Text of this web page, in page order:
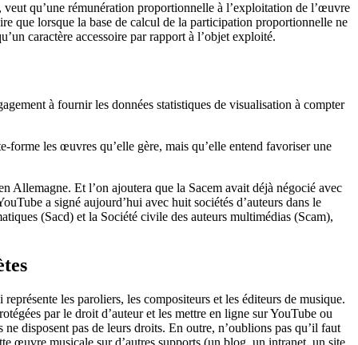
qu’une rémunération proportionnelle à l’exploitation de l’œuvre
que lorsque la base de calcul de la participation proportionnelle ne
caractère accessoire par rapport à l’objet exploité.
à fournir les données statistiques de visualisation à compter
forme les œuvres qu’elle gère, mais qu’elle entend favoriser une
Allemagne. Et l’on ajoutera que la Sacem avait déjà négocié avec
a signé aujourd’hui avec huit sociétés d’auteurs dans le
(Sacd) et la Société civile des auteurs multimédias (Scam),
les paroliers, les compositeurs et les éditeurs de musique.
par le droit d’auteur et les mettre en ligne sur YouTube ou
disposent pas de leurs droits. En outre, n’oublions pas qu’il faut
œuvre musicale sur d’autres supports (un blog, un intranet, un site